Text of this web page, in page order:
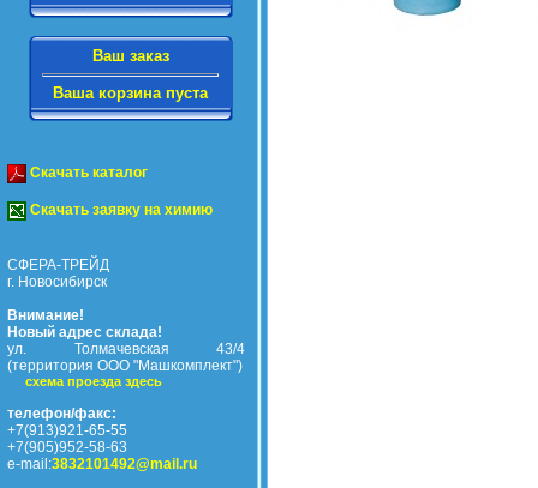
Ваш заказ
Ваша корзина пуста
Скачать каталог
Скачать заявку на химию
СФЕРА-ТРЕЙД
г. Новосибирск
Внимание!
Новый адрес склада!
ул. Толмачевская 43/4
(территория ООО "Машкомплект")
схема проезда здесь
телефон/факс:
+7(913)921-65-55
+7(905)952-58-63
e-mail:3832101492@mail.ru